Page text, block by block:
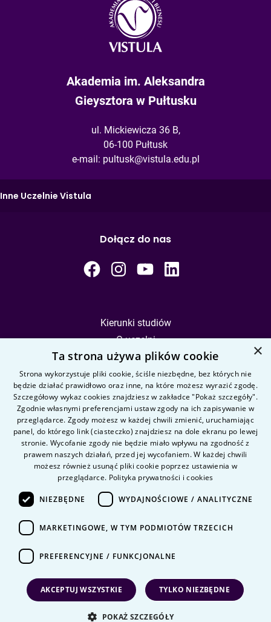
Akademia im. Aleksandra
Gieysztora w Pułtusku
ul. Mickiewicza 36 B,
06-100 Pułtusk
e-mail: pultusk@vistula.edu.pl
Inne Uczelnie Vistula
Kierunki studiów
O uczelni
Kandydat
Student
Nauka i badania
Intranet
Pytania i odpowiedzi
Kontakt
Kariera na uczelni
Dane Osobowe
Dołącz do nas
×
Ta strona używa plików cookie
Strona wykorzystuje pliki cookie, ściśle niezbędne, bez których nie
będzie działać prawidłowo oraz inne, na które możesz wyrazić zgodę.
Szczegółowy wykaz cookies znajdziesz w zakładce "Pokaż szczegóły".
Zgodnie własnymi preferencjami ustaw zgody na ich zapisywanie w
przeglądarce. Zgody możesz w każdej chwili zmienić, uruchamiając
panel, do którego link (ciasteczko) znajdziesz na dole ekranu po lewej
stronie. Wycofanie zgody nie będzie miało wpływu na zgodność z
prawem naszych działań, przed jej wycofaniem. W każdej chwili
możesz również usunąć pliki cookie poprzez ustawienia w
przeglądarce. Polityka prywatności i cookies
NIEZBĘDNE WYDAJNOŚCIOWE / ANALITYCZNE
MARKETINGOWE, W TYM PODMIOTÓW TRZECICH
PREFERENCYJNE / FUNKCJONALNE
AKCEPTUJ WSZYSTKIE TYLKO NIEZBĘDNE
POKAŻ SZCZEGÓŁY